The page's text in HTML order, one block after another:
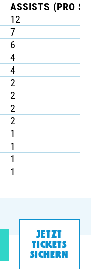
ASSISTS (PRO
12
7
6
4
4
2
2
2
2
1
1
1
1
JETZT
TICKETS
SICHERN